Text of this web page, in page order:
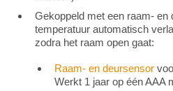
Gekoppeld met een raam- en
temperatuur automatisch
zodra het raam open gaat:
Raam- en deursensor
Werkt 1 jaar op één AAA